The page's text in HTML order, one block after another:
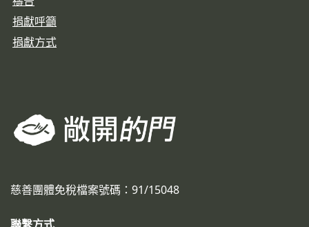
捐獻呼籲
捐獻方式
慈善團體免稅檔案號碼：91/15048